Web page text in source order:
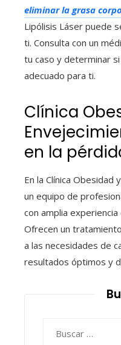
eliminar la grasa
Lipólisis Láser puede
ti. Consulta con un
tu caso y determinar
adecuado para ti.
Clínica
en la
En la Clínica Obesidad
un equipo de
con amplia experiencia
Ofrecen un
a las necesidades de
resultados óptimos y